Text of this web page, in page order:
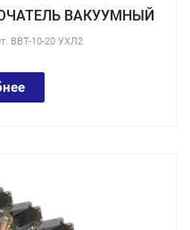
ВАКУУМНЫЙ
ВВТ-10-20 УХЛ2